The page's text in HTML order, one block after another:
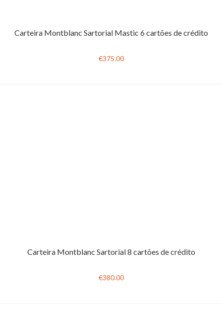
Carteira Montblanc Sartorial Mastic 6 cartões de crédito
€375.00
Carteira Montblanc Sartorial 8 cartões de crédito
€380.00